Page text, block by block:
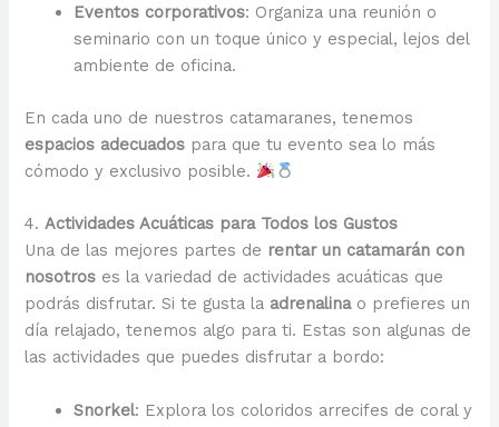
Eventos corporativos: Organiza una reunión o
seminario con un toque único y especial, lejos del
ambiente de oficina.
En cada uno de nuestros catamaranes, tenemos
espacios adecuados para que tu evento sea lo más
cómodo y exclusivo posible.
4.Actividades Acuáticas para Todos los Gustos
Una de las mejores partes de rentar un catamarán con
nosotros es la variedad de actividades acuáticas que
podrás disfrutar. Si te gusta la adrenalinao prefieres un
día relajado, tenemos algo para ti. Estas son algunas de
las actividades que puedes disfrutar a bordo:
Snorkel: Explora los coloridos arrecifes de coral y